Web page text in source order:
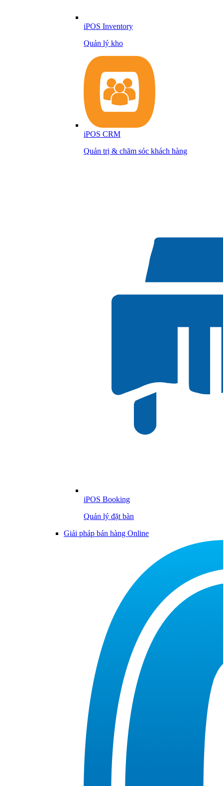
iPOS Inventory
Quản lý kho
iPOS CRM
Quản trị & chăm sóc khách hàng
iPOS Booking
Quản lý đặt bàn
Giải pháp bán hàng Online